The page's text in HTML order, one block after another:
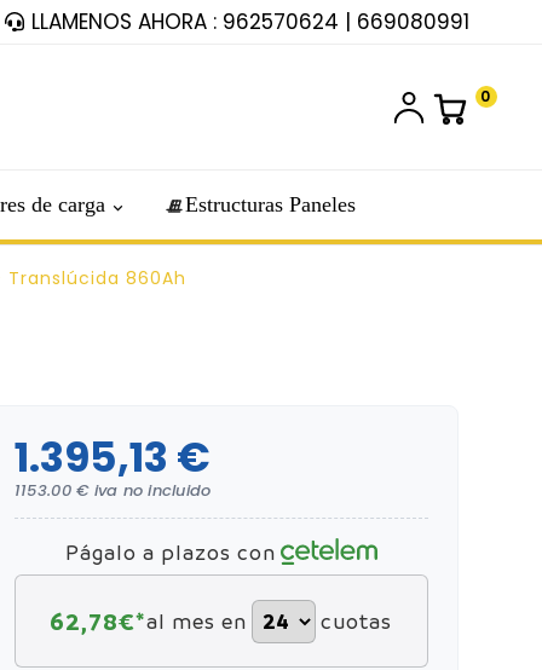
LLAMENOS AHORA : 962570624 | 669080991
0
de carga Estructuras Paneles
Translúcida 860Ah
1.395,13 €
1153.00 € iva no incluido
Págalo a plazos con
62,78€*al mes en cuotas